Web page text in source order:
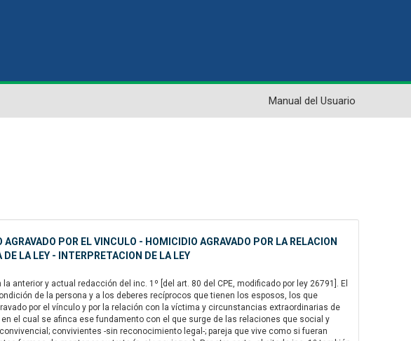
Manual del Usuario
POR EL VINCULO - HOMICIDIO AGRAVADO POR LA RELACION
LA LEY - INTERPRETACION DE LA LEY
anterior y actual redacción del inc. 1º [del art. 80 del CPE, modificado por ley 26791]. El
de la persona y a los deberes recíprocos que tienen los esposos, los que
por el vínculo y por la relación con la víctima y circunstancias extraordinarias de
el cual se afinca ese fundamento con el que surge de las relaciones que social y
convivientes -sin reconocimiento legal-; pareja que vive como si fueran